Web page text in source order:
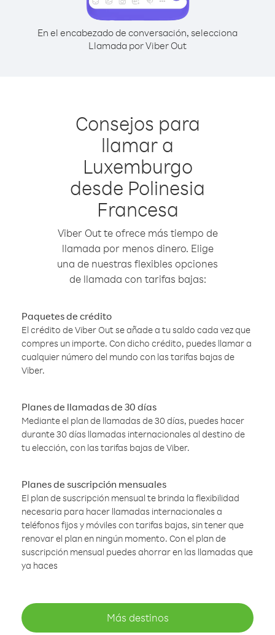
En el encabezado de conversación, selecciona
Llamada por Viber Out
Consejos para
llamar a
Luxemburgo
desde Polinesia
Francesa
Viber Out te ofrece más tiempo de
llamada por menos dinero. Elige
una de nuestras flexibles opciones
de llamada con tarifas bajas:
Paquetes de crédito
El crédito de Viber Out se añade a tu saldo cada vez que
compres un importe. Con dicho crédito, puedes llamar a
cualquier número del mundo con las tarifas bajas de
Viber.
Planes de llamadas de 30 días
Mediante el plan de llamadas de 30 días, puedes hacer
durante 30 días llamadas internacionales al destino de
tu elección, con las tarifas bajas de Viber.
Planes de suscripción mensuales
El plan de suscripción mensual te brinda la flexibilidad
necesaria para hacer llamadas internacionales a
teléfonos fijos y móviles con tarifas bajas, sin tener que
renovar el plan en ningún momento. Con el plan de
suscripción mensual puedes ahorrar en las llamadas que
ya haces
Más destinos